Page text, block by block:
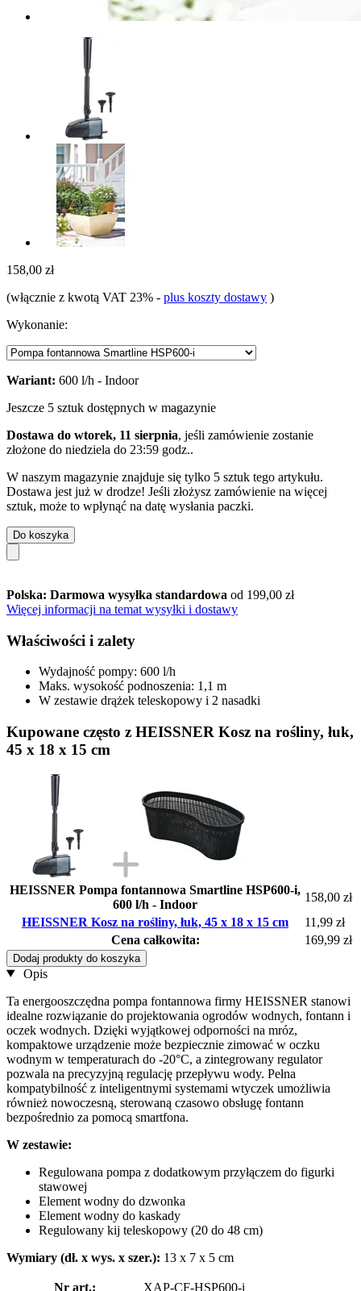
158,00 zł
(włącznie z kwotą VAT 23% - plus koszty dostawy )
Wykonanie:
Wariant: 600 l/h - Indoor
Jeszcze 5 sztuk dostępnych w magazynie
Dostawa do wtorek, 11 sierpnia, jeśli zamówienie zostanie
złożone do niedziela do 23:59 godz..
W naszym magazynie znajduje się tylko 5 sztuk tego artykułu.
Dostawa jest już w drodze! Jeśli złożysz zamówienie na więcej
sztuk, może to wpłynąć na datę wysłania paczki.
Do koszyka
Polska: Darmowa wysyłka standardowa od 199,00 zł
Więcej informacji na temat wysyłki i dostawy
Właściwości i zalety
Wydajność pompy: 600 l/h
Maks. wysokość podnoszenia: 1,1 m
W zestawie drążek teleskopowy i 2 nasadki
Kupowane często z HEISSNER Kosz na rośliny, łuk,
45 x 18 x 15 cm
HEISSNER Pompa fontannowa Smartline HSP600-i,
600 l/h - Indoor
158,00 zł
HEISSNER Kosz na rośliny, łuk, 45 x 18 x 15 cm
11,99 zł
Cena całkowita:
169,99 zł
Dodaj produkty do koszyka
Opis
Ta energooszczędna pompa fontannowa firmy HEISSNER stanowi
idealne rozwiązanie do projektowania ogrodów wodnych, fontann i
oczek wodnych. Dzięki wyjątkowej odporności na mróz,
kompaktowe urządzenie może bezpiecznie zimować w oczku
wodnym w temperaturach do -20°C, a zintegrowany regulator
pozwala na precyzyjną regulację przepływu wody. Pełna
kompatybilność z inteligentnymi systemami wtyczek umożliwia
również nowoczesną, sterowaną czasowo obsługę fontann
bezpośrednio za pomocą smartfona.
W zestawie:
Regulowana pompa z dodatkowym przyłączem do figurki
stawowej
Element wodny do dzwonka
Element wodny do kaskady
Regulowany kij teleskopowy (20 do 48 cm)
Wymiary (dł. x wys. x szer.): 13 x 7 x 5 cm
Nr art.: XAP-CF-HSP600-i